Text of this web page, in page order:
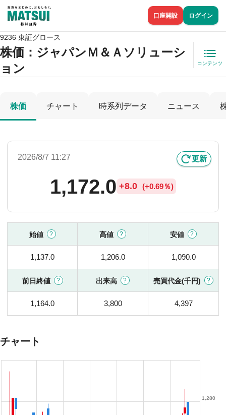
口座開設 ログイン
9236 東証グロース
株価 ：ジャパンＭ＆Ａソリューシ
ョン
コンテンツ
株価 チャート 時系列データ ニュース
2026/8/7 11:27 更新
1,172.0 +8.0 (+0.69％)
始値 高値 安値
1,137.0 1,206.0 1,090.0
前日終値 出来高 売買代金(千円)
1,164.0 3,800 4,397
チャート
1,280